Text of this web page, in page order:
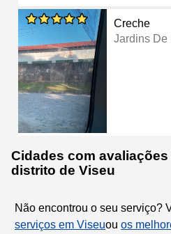
Creche
Jardins De
Cidades com
distrito de Viseu
Não encontrou o seu serviço?
serviços em Viseuou os